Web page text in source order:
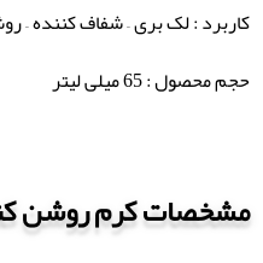
کاربرد : لک بری – شفاف کننده –
حجم محصول : 65 میلی لیتر
مشخصات کرم روشن